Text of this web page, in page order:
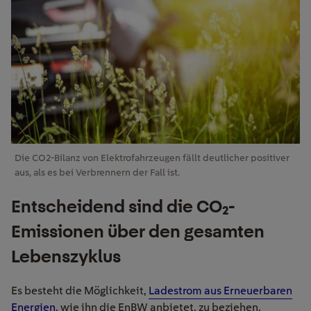
Die CO2-Bilanz von Elektrofahrzeugen fällt deutlicher positiver
aus, als es bei Verbrennern der Fall ist.
Entscheidend sind die CO₂-
Emissionen über den gesamten
Lebenszyklus
Es besteht die Möglichkeit, Ladestrom aus Erneuerbaren
Energien, wie ihn die EnBW anbietet, zu beziehen.